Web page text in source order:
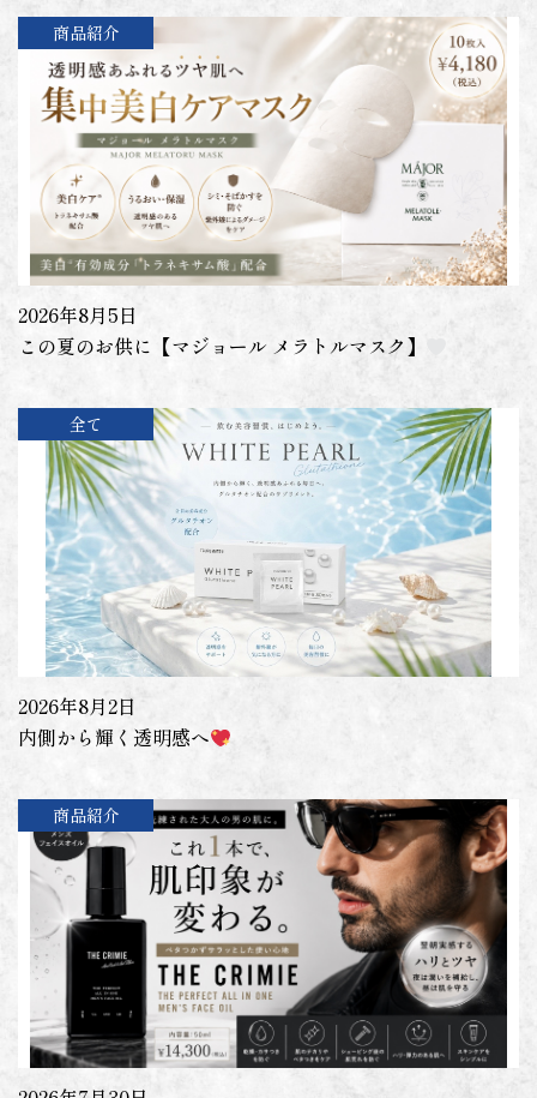
商品紹介
2026年8月5日
この夏のお供に【マジョール メラトルマスク】
全て
2026年8月2日
内側から輝く透明感へ
商品紹介